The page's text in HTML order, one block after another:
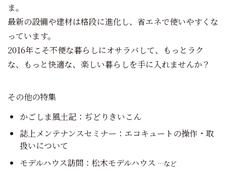
ま。
最新の設備や建材は格段に進化し、省エネで使いやすくな
っています。
2016年こそ不便な暮らしにオサラバして、もっとラク
な、もっと快適な、楽しい暮らしを手に入れませんか？
その他の特集
かごしま風土記：ぢどりきいこん
誌上メンテナンスセミナー：エコキュートの操作・取
扱いについて
モデルハウス訪問：松木モデルハウス …など